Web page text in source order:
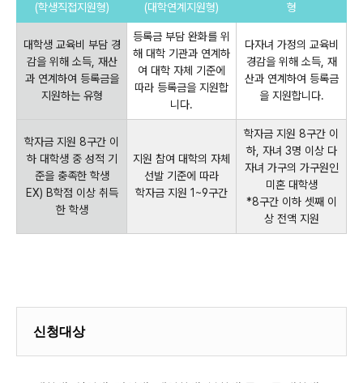
(학생직접지원형)
(대학연계지원형)
형
대학생 교육비 부담 경
감을 위해 소득, 재산
과 연계하여 등록금을
지원하는 유형
등록금 부담 완화를 위
해 대학 기관과 연계하
여 대학 자체 기준에
따라 등록금을 지원합
니다.
다자녀 가정의 교육비
경감을 위해 소득, 재
산과 연계하여 등록금
을 지원합니다.
학자금 지원 8구간 이
하 대학생 중 성적 기
준을 충족한 학생
EX) B학점 이상 취득
한 학생
지원 참여 대학의 자체
선발 기준에 따라
학자금 지원 1~9구간
학자금 지원 8구간 이
하, 자녀 3명 이상 다
자녀 가구의 가구원인
미혼 대학생
*8구간 이하 셋째 이
상 전액 지원
신청대상